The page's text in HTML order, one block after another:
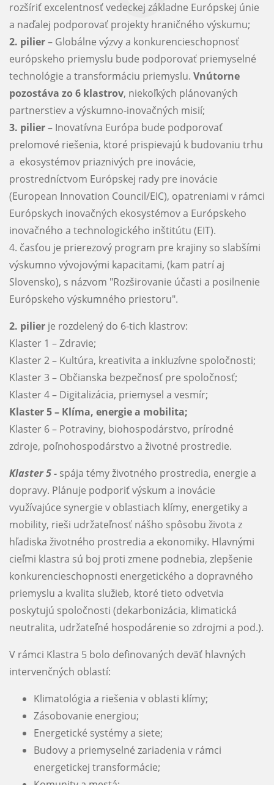
rozšíriť excelentnosť vedeckej základne Európskej únie
a naďalej podporovať projekty hraničného výskumu;
2. pilier– Globálne výzvy a konkurencieschopnosť
európskeho priemyslu bude podporovať priemyselné
technológie a transformáciu priemyslu. Vnútorne
pozostáva zo 6 klastrov, niekoľkých plánovaných
partnerstiev a výskumno-inovačných misií;
3. pilier– Inovatívna Európa bude podporovať
prelomové riešenia, ktoré prispievajú k budovaniu trhu
a ekosystémov priaznivých pre inovácie,
prostredníctvom Európskej rady pre inovácie
(European Innovation Council/EIC), opatreniami v rámci
Európskych inovačných ekosystémov a Európskeho
inovačného a technologického inštitútu (EIT).
4. časťou je prierezový program pre krajiny so slabšími
výskumno vývojovými kapacitami, (kam patrí aj
Slovensko), s názvom "Rozširovanie účasti a posilnenie
Európskeho výskumného priestoru".
2. pilier je rozdelený do 6-tich klastrov:
Klaster 1 – Zdravie;
Klaster 2 – Kultúra, kreativita a inkluzívne spoločnosti;
Klaster 3 – Občianska bezpečnosť pre spoločnosť;
Klaster 4 – Digitalizácia, priemysel a vesmír;
Klaster 5 – Klíma, energie a mobilita;
Klaster 6 – Potraviny, biohospodárstvo, prírodné
zdroje, poľnohospodárstvo a životné prostredie.
Klaster 5 - spája témy životného prostredia, energie a
dopravy. Plánuje podporiť výskum a inovácie
využívajúce synergie v oblastiach klímy, energetiky a
mobility, rieši udržateľnosť nášho spôsobu života z
hľadiska životného prostredia a ekonomiky. Hlavnými
cieľmi klastra sú boj proti zmene podnebia, zlepšenie
konkurencieschopnosti energetického a dopravného
priemyslu a kvalita služieb, ktoré tieto odvetvia
poskytujú spoločnosti (dekarbonizácia, klimatická
neutralita, udržateľné hospodárenie so zdrojmi a pod.).
V rámci Klastra 5 bolo definovaných deväť hlavných
intervenčných oblastí:
Klimatológia a riešenia v oblasti klímy;
Zásobovanie energiou;
Energetické systémy a siete;
Budovy a priemyselné zariadenia v rámci
energetickej transformácie;